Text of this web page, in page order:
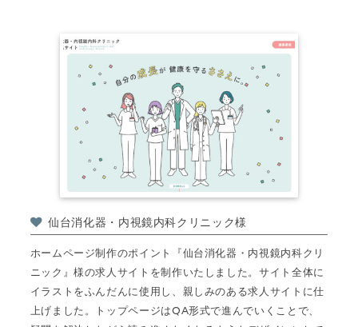
仙台消化器・内視鏡内科クリニック様
ホームページ制作のポイント『仙台消化器・内視鏡内科クリ
ニック』様の求人サイトを制作いたしました。サイト全体に
イラストをふんだんに使用し、親しみのある求人サイトに仕
上げました。トップページはQA形式で進んでいくことで、